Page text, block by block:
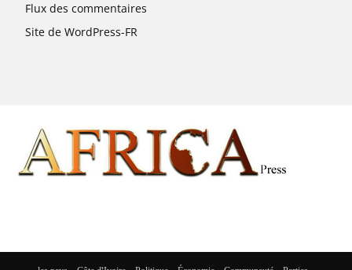
Flux des commentaires
Site de WordPress-FR